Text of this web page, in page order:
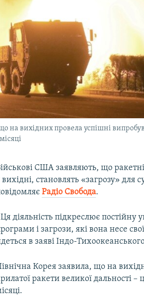
на вихідних провела успішні
США заявляють, що
вихідні, становлять «загрозу» для
Радіо Свобода.
діяльність підкреслює постійну
і загрози, які вона несе
в заяві Індо-
Корея заявила, що на
ракети великої дальності